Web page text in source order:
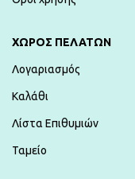
ΧΏΡΟΣ ΠΕΛΑΤΏΝ
Λογαριασμός
Καλάθι
Λίστα Επιθυμιών
Ταμείο